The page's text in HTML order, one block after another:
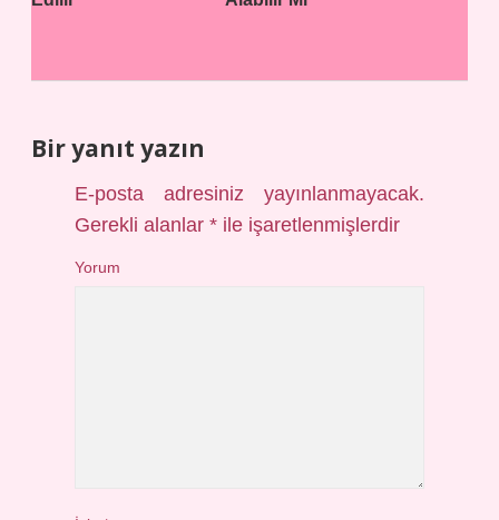
Bir yanıt yazın
E-posta adresiniz yayınlanmayacak.
Gerekli alanlar* ile işaretlenmişlerdir
Yorum